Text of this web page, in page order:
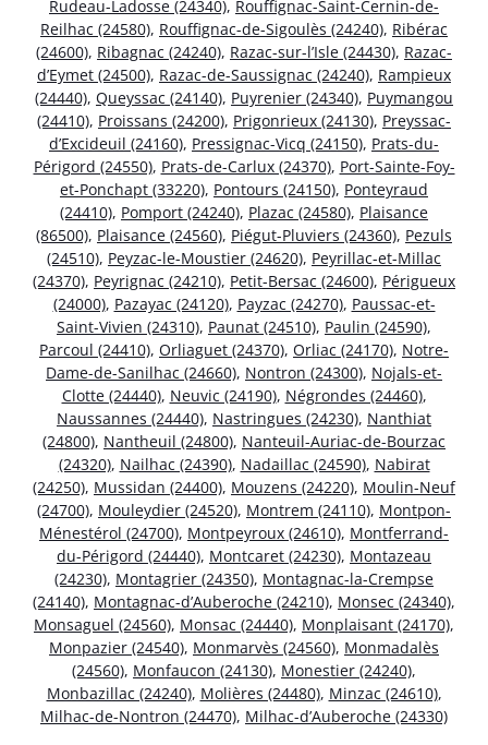
Rudeau-Ladosse (24340), Rouffignac-Saint-Cernin-de-
Reilhac (24580), Rouffignac-de-Sigoulès (24240), Ribérac
(24600), Ribagnac (24240), Razac-sur-l’Isle (24430), Razac-
d’Eymet (24500), Razac-de-Saussignac (24240), Rampieux
(24440), Queyssac (24140), Puyrenier (24340), Puymangou
(24410), Proissans (24200), Prigonrieux (24130), Preyssac-
d’Excideuil (24160), Pressignac-Vicq (24150), Prats-du-
Périgord (24550), Prats-de-Carlux (24370), Port-Sainte-Foy-
et-Ponchapt (33220), Pontours (24150), Ponteyraud
(24410), Pomport (24240), Plazac (24580), Plaisance
(86500), Plaisance (24560), Piégut-Pluviers (24360), Pezuls
(24510), Peyzac-le-Moustier (24620), Peyrillac-et-Millac
(24370), Peyrignac (24210), Petit-Bersac (24600), Périgueux
(24000), Pazayac (24120), Payzac (24270), Paussac-et-
Saint-Vivien (24310), Paunat (24510), Paulin (24590),
Parcoul (24410), Orliaguet (24370), Orliac (24170), Notre-
Dame-de-Sanilhac (24660), Nontron (24300), Nojals-et-
Clotte (24440), Neuvic (24190), Négrondes (24460),
Naussannes (24440), Nastringues (24230), Nanthiat
(24800), Nantheuil (24800), Nanteuil-Auriac-de-Bourzac
(24320), Nailhac (24390), Nadaillac (24590), Nabirat
(24250), Mussidan (24400), Mouzens (24220), Moulin-Neuf
(24700), Mouleydier (24520), Montrem (24110), Montpon-
Ménestérol (24700), Montpeyroux (24610), Montferrand-
du-Périgord (24440), Montcaret (24230), Montazeau
(24230), Montagrier (24350), Montagnac-la-Crempse
(24140), Montagnac-d’Auberoche (24210), Monsec (24340),
Monsaguel (24560), Monsac (24440), Monplaisant (24170),
Monpazier (24540), Monmarvès (24560), Monmadalès
(24560), Monfaucon (24130), Monestier (24240),
Monbazillac (24240), Molières (24480), Minzac (24610),
Milhac-de-Nontron (24470), Milhac-d’Auberoche (24330)